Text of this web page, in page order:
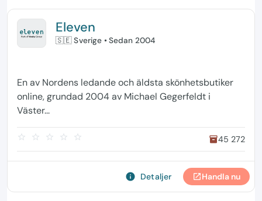
Eleven
🇸🇪 Sverige • Sedan 2004
En av Nordens ledande och äldsta skönhetsbutiker
online, grundad 2004 av Michael Gegerfeldt i
Väster...
star_border star_border star_border star_border star_border inventory45 272
info Detaljer open_in_newHandla nu